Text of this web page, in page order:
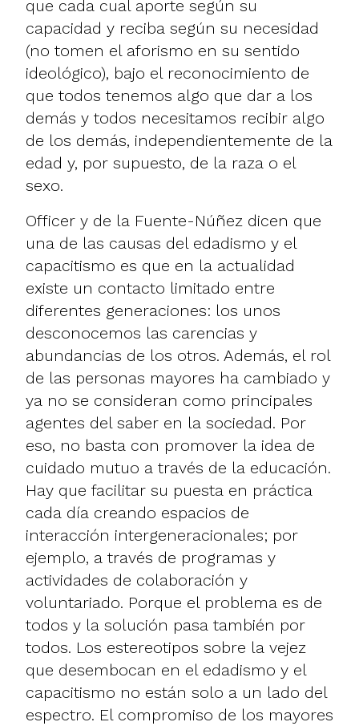
que cada cual aporte según su
capacidad y reciba según su necesidad
(no tomen el aforismo en su sentido
ideológico), bajo el reconocimiento de
que todos tenemos algo que dar a los
demás y todos necesitamos recibir algo
de los demás, independientemente de la
edad y, por supuesto, de la raza o el
sexo.
Officer y de la Fuente-Núñez dicen que
una de las causas del edadismo y el
capacitismo es que en la actualidad
existe un contacto limitado entre
diferentes generaciones: los unos
desconocemos las carencias y
abundancias de los otros. Además, el rol
de las personas mayores ha cambiado y
ya no se consideran como principales
agentes del saber en la sociedad. Por
eso, no basta con promover la idea de
cuidado mutuo a través de la educación.
Hay que facilitar su puesta en práctica
cada día creando espacios de
interacción intergeneracionales; por
ejemplo, a través de programas y
actividades de colaboración y
voluntariado. Porque el problema es de
todos y la solución pasa también por
todos. Los estereotipos sobre la vejez
que desembocan en el edadismo y el
capacitismo no están solo a un lado del
espectro. El compromiso de los mayores